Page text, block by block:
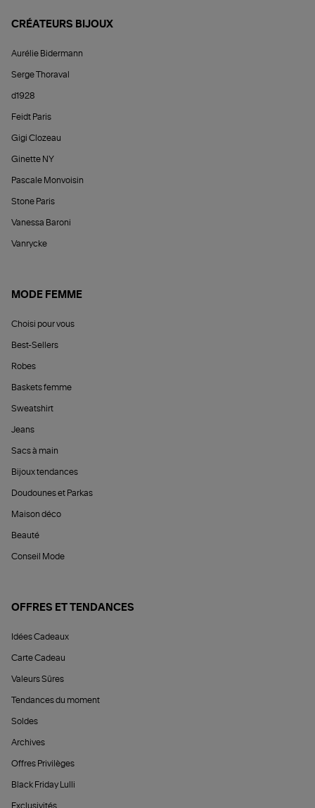
CRÉATEURS BIJOUX
Aurélie Bidermann
Serge Thoraval
d1928
Feidt Paris
Gigi Clozeau
Ginette NY
Pascale Monvoisin
Stone Paris
Vanessa Baroni
Vanrycke
MODE FEMME
Choisi pour vous
Best-Sellers
Robes
Baskets femme
Sweatshirt
Jeans
Sacs à main
Bijoux tendances
Doudounes et Parkas
Maison déco
Beauté
Conseil Mode
OFFRES ET TENDANCES
Idées Cadeaux
Carte Cadeau
Valeurs Sûres
Tendances du moment
Soldes
Archives
Offres Privilèges
Black Friday Lulli
Exclusivités